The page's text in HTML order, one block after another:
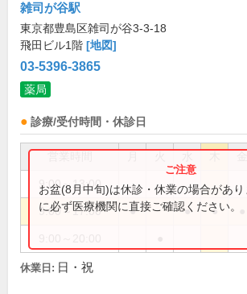
雑司が谷駅
東京都豊島区雑司が谷3-3-18
飛田ビル1階 [地図]
03-5396-3865
薬局
診療/受付時間・休診日
9:00～13:00
9:00～17:00 ● ● ●
お盆(8月中旬)は休診・休業の場合があ
に必ず医療機関に直接ご確認ください。
休業日: 日・祝